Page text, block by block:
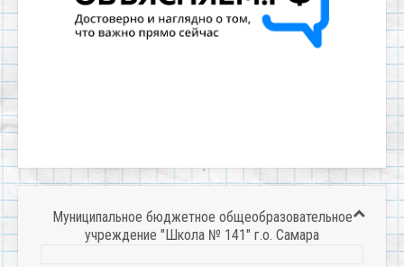
Муниципальное бюджетное общеобразовательное
учреждение "Школа № 141" г.о. Самара